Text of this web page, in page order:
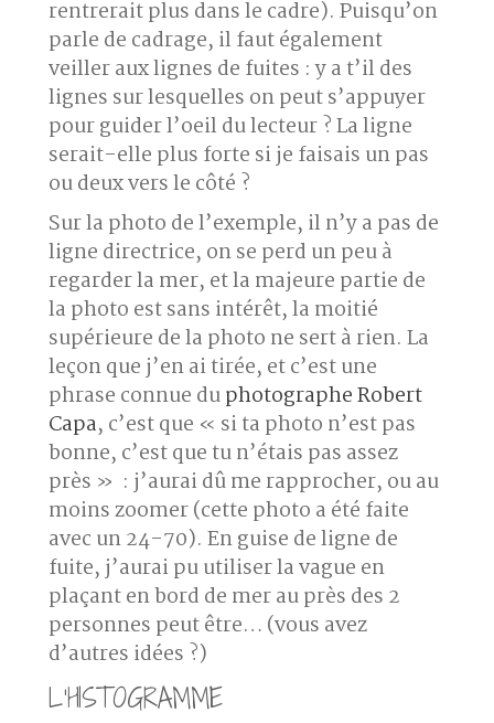
rentrerait plus dans le cadre). Puisqu’on
parle de cadrage, il faut également
veiller aux lignes de fuites : y a t’il des
lignes sur lesquelles on peut s’appuyer
pour guider l’oeil du lecteur ? La ligne
serait-elle plus forte si je faisais un pas
ou deux vers le côté ?
Sur la photo de l’exemple, il n’y a pas de
ligne directrice, on se perd un peu à
regarder la mer, et la majeure partie de
la photo est sans intérêt, la moitié
supérieure de la photo ne sert à rien. La
leçon que j’en ai tirée, et c’est une
phrase connue duphotographe Robert
Capa, c’est que « si ta photo n’est pas
bonne, c’est que tu n’étais pas assez
près » : j’aurai dû me rapprocher, ou au
moins zoomer (cette photo a été faite
avec un 24-70). En guise de ligne de
fuite, j’aurai pu utiliser la vague en
plaçant en bord de mer au près des 2
personnes peut être… (vous avez
d’autres idées ?)
L’HISTOGRAMME